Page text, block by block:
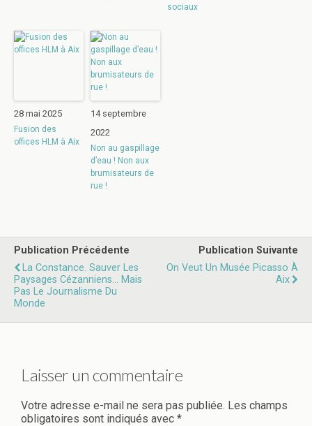
sociaux
28 mai 2025
Fusion des
offices HLM à Aix
14 septembre
2022
Non au gaspillage
d’eau ! Non aux
brumisateurs de
rue !
Publication Précédente
La Constance. Sauver Les
Paysages Cézanniens... Mais
Pas Le Journalisme Du
Monde
Publication Suivante
On Veut Un Musée Picasso À
Aix
Laisser un commentaire
Votre adresse e-mail ne sera pas publiée. Les champs
obligatoires sont indiqués avec *